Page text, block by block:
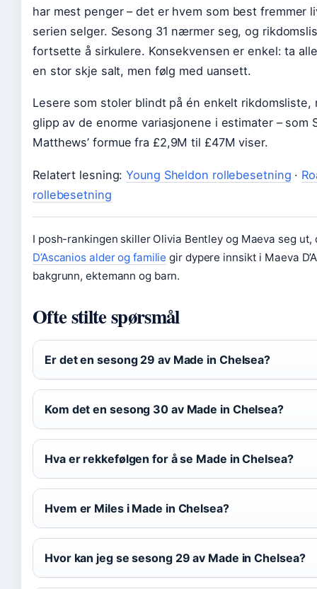
har mest penger – det er hvem som best fremmer
serien selger. Sesong 31 nærmer seg, og
fortsette å sirkulere. Konsekvensen er enkel: ta
en stor skje salt, men følg med uansett.
Lesere som stoler blindt på én enkelt rikdomsliste,
glipp av de enorme variasjonene i estimater – som
Matthews’ formue fra £2,9M til £47M viser.
Relatert lesning:Young Sheldon rollebesetning ·
rollebesetning
I posh-rankingen skiller Olivia Bentley og Maeva seg
D’Ascanios alder og familie gir dypere innsikt i Maeva
bakgrunn, ektemann og barn.
Ofte stilte spørsmål
Er det en sesong 29 av Made in Chelsea?
Kom det en sesong 30 av Made in Chelsea?
Hva er rekkefølgen for å se Made in Chelsea?
Hvem er Miles i Made in Chelsea?
Hvor kan jeg se sesong 29 av Made in Chelsea?